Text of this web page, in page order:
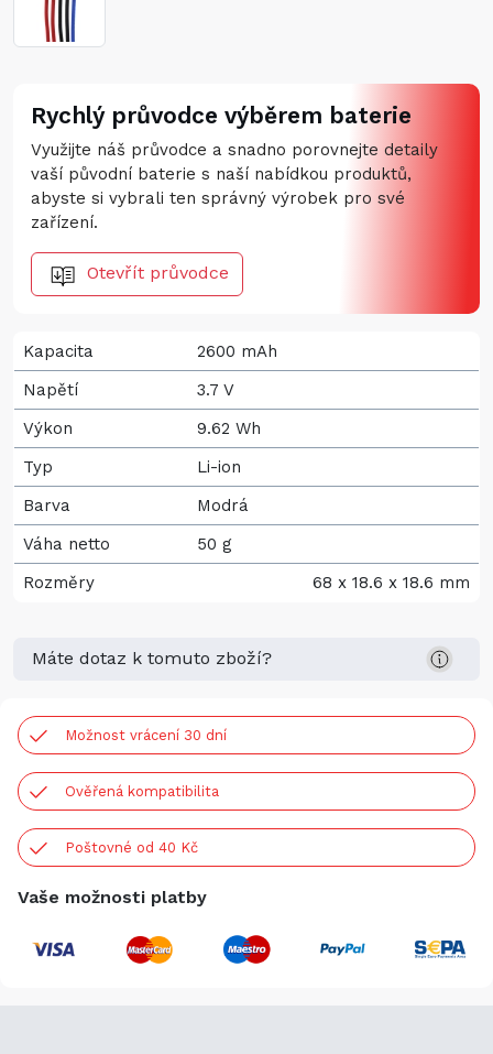
Rychlý průvodce výběrem baterie
Využijte náš průvodce a snadno porovnejte detaily
vaší původní baterie s naší nabídkou produktů,
abyste si vybrali ten správný výrobek pro své
zařízení.
Otevřít průvodce
Kapacita
2600 mAh
Napětí
3.7 V
Výkon
9.62 Wh
Typ
Li-ion
Barva
Modrá
Váha netto
50 g
Rozměry
68 x 18.6 x 18.6 mm
Máte dotaz k tomuto zboží?
Možnost vrácení 30 dní
Ověřená kompatibilita
Poštovné od 40 Kč
Vaše možnosti platby